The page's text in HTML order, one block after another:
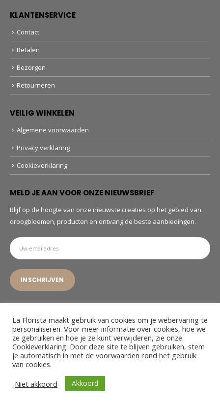
KLANTENSERVICE
Contact
Betalen
Bezorgen
Retourneren
VEILIG WINKELEN
Algemene voorwaarden
Privacy verklaring
Cookieverklaring
MELD JE AAN VOOR ONZE NIEUWSBRIEF
Blijf op de hoogte van onze nieuwste creaties op het gebied van
droogbloemen, producten en ontvang de beste aanbiedingen.
© La Florista. 2022. All Rights Reserved
La Florista maakt gebruik van cookies om je webervaring te
personaliseren. Voor meer informatie over cookies, hoe we
ze gebruiken en hoe je ze kunt verwijderen, zie onze
Cookieverklaring. Door deze site te blijven gebruiken, stem
je automatisch in met de voorwaarden rond het gebruik
van cookies.
Niet akkoord
Akkoord